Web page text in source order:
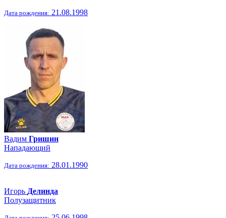
Дата рождения: 21.08.1998
Вадим Гришин
Нападающий
Дата рождения: 28.01.1990
Игорь Делинда
Полузащитник